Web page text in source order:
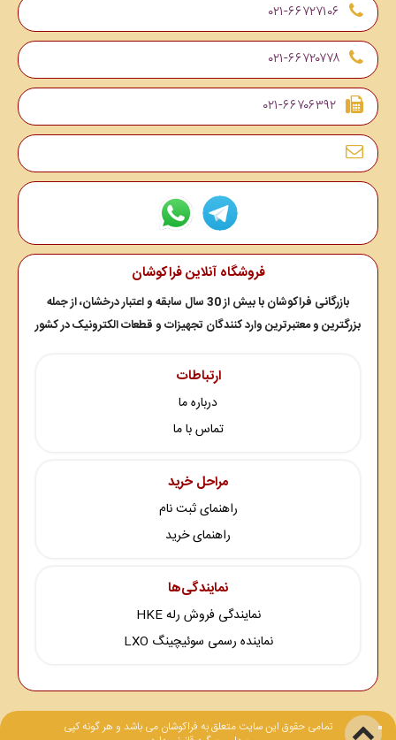
۰۲۱-۶۶۷۲۷۱۰۶
۰۲۱-۶۶۷۲۰۷۷۸
۰۲۱-۶۶۷۰۶۳۹۲
فروشگاه آنلاین فراکوشان
بازرگانی فراکوشان با بیش از 30 سال سابقه و اعتبار درخشان، از جمله
بزرگترین و معتبرترین وارد کنندگان تجهیزات و قطعات الکترونیک در کشور
ارتباطات
درباره ما
تماس با ما
مراحل خرید
راهنمای ثبت نام
راهنمای خرید
نمایندگی‌ها
نمایندگی فروش رله HKE
نماینده رسمی سوئیچینگ LXO
تمامی حقوق این سایت متعلق به فراکوشان می باشد و هر گونه کپی